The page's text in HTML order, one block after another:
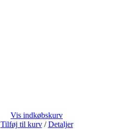
Vis indkøbskurv
Tilføj til kurv / Detaljer